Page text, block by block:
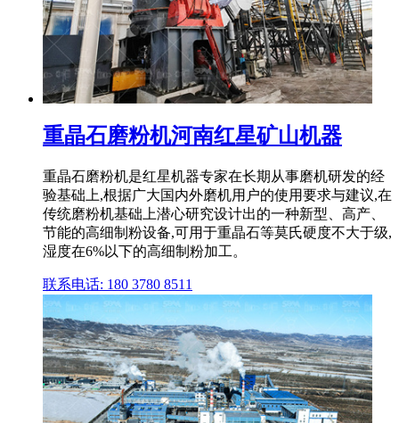
重晶石磨粉机河南红星矿山机器
重晶石磨粉机是红星机器专家在长期从事磨机研发的经
验基础上,根据广大国内外磨机用户的使用要求与建议,在
传统磨粉机基础上潜心研究设计出的一种新型、高产、
节能的高细制粉设备,可用于重晶石等莫氏硬度不大于级,
湿度在6%以下的高细制粉加工。
联系电话: 180 3780 8511